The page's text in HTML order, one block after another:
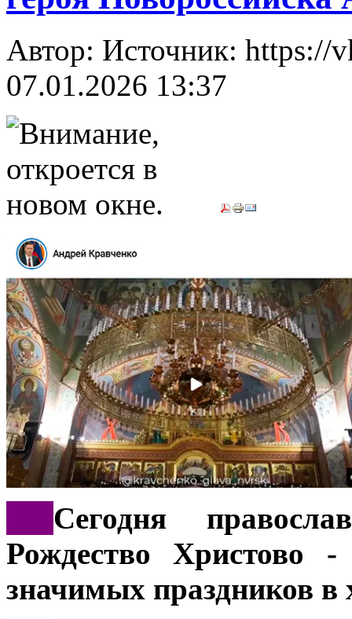
Автор: Источник: https://
07.01.2026 13:37
Сегодня
Рождество Христово
значимых праздников в